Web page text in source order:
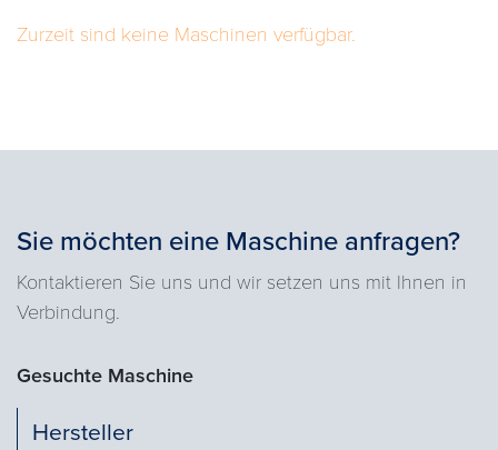
Zurzeit sind keine Maschinen verfügbar.
Sie möchten eine Maschine anfragen?
Kontaktieren Sie uns und wir setzen uns mit Ihnen in
Verbindung.
Gesuchte Maschine